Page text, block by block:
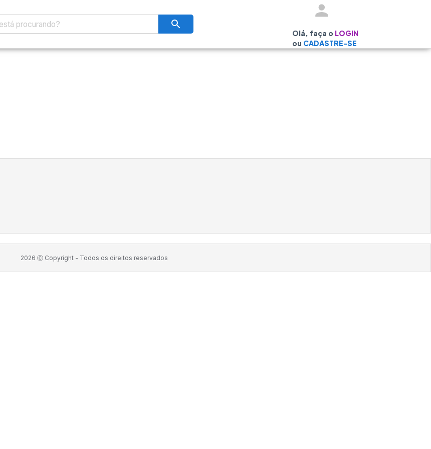
Olá, faça o LOGIN
ou CADASTRE-SE
2026 Ⓒ Copyright - Todos os direitos reservados